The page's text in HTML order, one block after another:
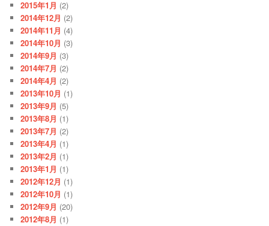
2015年1月 (2)
2014年12月 (2)
2014年11月 (4)
2014年10月 (3)
2014年9月 (3)
2014年7月 (2)
2014年4月 (2)
2013年10月 (1)
2013年9月 (5)
2013年8月 (1)
2013年7月 (2)
2013年4月 (1)
2013年2月 (1)
2013年1月 (1)
2012年12月 (1)
2012年10月 (1)
2012年9月 (20)
2012年8月 (1)